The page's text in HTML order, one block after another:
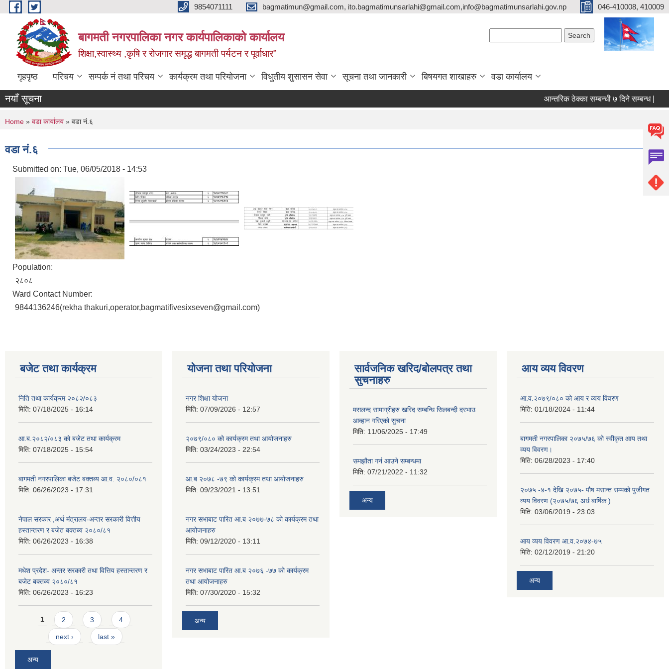
Skip to main content 9854071111 bagmatimun@gmail.com, ito.bagmatimunsarlahi@gmail.com,info@bagmatimunsarlahi.gov.np 046-410008, 410009
बागमती नगरपालिका नगर कार्यपालिकाको कार्यालय
शिक्षा,स्वास्थ्य ,कृषि र रोजगार समृद्ध बागमती पर्यटन र पूर्वाधार”
गृहपृष्ठ परिचय सम्पर्क नं तथा परिचय कार्यक्रम तथा परियोजना विधुतीय शुसासन सेवा सूचना तथा जानकारी बिषयगत शाखाहरु वडा कार्यालय
नयाँ सूचना आन्तरिक ठेक्का सम्बन्धी ७ दिने सम्बन्ध |
You are here
Home » वडा कार्यालय » वडा नं.६
वडा नं.६
Submitted on: Tue, 06/05/2018 - 14:53
Population:
२८०८
Ward Contact Number:
9844136246(rekha thakuri,operator,bagmatifivesixseven@gmail.com)
बजेट तथा कार्यक्रम
निति तथा कार्यक्रम २०८२/०८३
मिति: 07/18/2025 - 16:14
आ.ब.२०८२/०८३ को बजेट तथा कार्यक्रम
मिति: 07/18/2025 - 15:54
बागमती नगरपालिका बजेट बक्तब्य आ.व. २०८०/०८१
मिति: 06/26/2023 - 17:31
नेपाल सरकार ,अर्थ मंत्रालय-अन्तर सरकारी वित्तीय
हस्तान्तरण र बजेत बक्तब्य २०८०/८१
मिति: 06/26/2023 - 16:38
मधेश प्रदेश- अन्तर सरकारी तथा वित्तिय हस्तान्तरण र
बजेट बक्तव्य २०८०/८१
मिति: 06/26/2023 - 16:23
Pages
1 2 3 4
next › last »
अन्य
योजना तथा परियोजना
नगर शिक्षा योजना
मिति: 07/09/2026 - 12:57
२०७९/०८० को कार्यक्रम तथा आयोजनाहरु
मिति: 03/24/2023 - 22:54
आ.ब २०७८ -७९ को कार्यक्रम तथा आयोजनाहरु
मिति: 09/23/2021 - 13:51
नगर सभाबाट पारित आ.ब २०७७-७८ को कार्यक्रम तथा
आयोजनाहरु
मिति: 09/12/2020 - 13:11
नगर सभाबाट पारित आ.ब २०७६ -७७ को कार्यक्रम
तथा आयोजनाहरु
मिति: 07/30/2020 - 15:32
अन्य
सार्वजनिक खरिद/बोलपत्र तथा
सुचनाहरु
मसलन्द सामाग्रीहरु खरिद सम्बन्धि सिलबन्दी दरभाउ
आव्हान गरिएको सुचना
मिति: 11/06/2025 - 17:49
समझौता गर्न आउने सम्बन्धमा
मिति: 07/21/2022 - 11:32
अन्य
आय व्यय विवरण
आ.व.२०७९/०८० को आय र व्यय विवरण
मिति: 01/18/2024 - 11:44
बागमती नगरपालिका २०७५/७६ को स्वीकृत आय तथा
व्यय विवरण।
मिति: 06/28/2023 - 17:40
२०७५ -४-१ देखि २०७५- पौष मसान्त सम्मको पुजीगत
व्यय विवरण (२०७५/७६ अर्ध बार्षिक )
मिति: 03/06/2019 - 23:03
आय व्यय विवरण आ.व.२०७४-७५
मिति: 02/12/2019 - 21:20
अन्य